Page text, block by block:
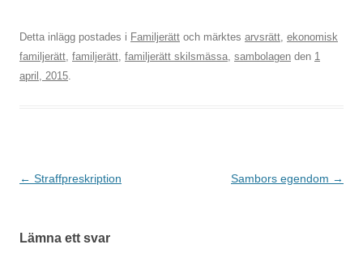
Detta inlägg postades i Familjerätt och märktes arvsrätt, ekonomisk
familjerätt, familjerätt, familjerätt skilsmässa, sambolagen den 1
april, 2015.
Inläggsnavigering
← Straffpreskription Sambors egendom →
Lämna ett svar